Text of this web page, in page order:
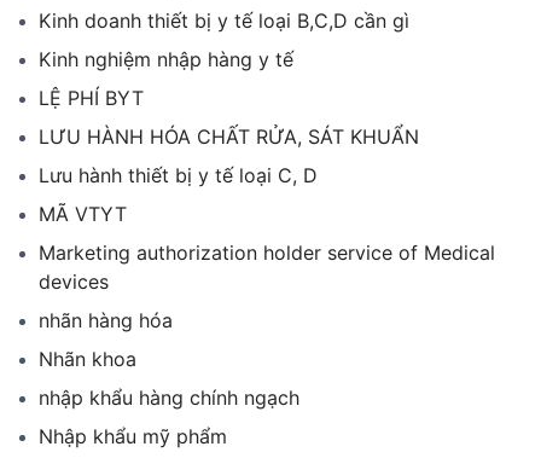
Kinh doanh thiết bị y tế loại B,C,D cần gì
Kinh nghiệm nhập hàng y tế
LỆ PHÍ BYT
LƯU HÀNH HÓA CHẤT RỬA, SÁT KHUẨN
Lưu hành thiết bị y tế loại C, D
MÃ VTYT
Marketing authorization holder service of Medical
devices
nhãn hàng hóa
Nhãn khoa
nhập khẩu hàng chính ngạch
Nhập khẩu mỹ phẩm